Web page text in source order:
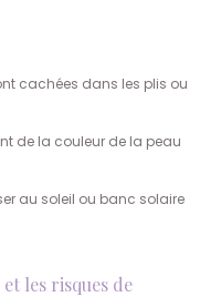
cachées dans les plis ou
de la couleur de la peau
au soleil ou banc solaire
les risques de